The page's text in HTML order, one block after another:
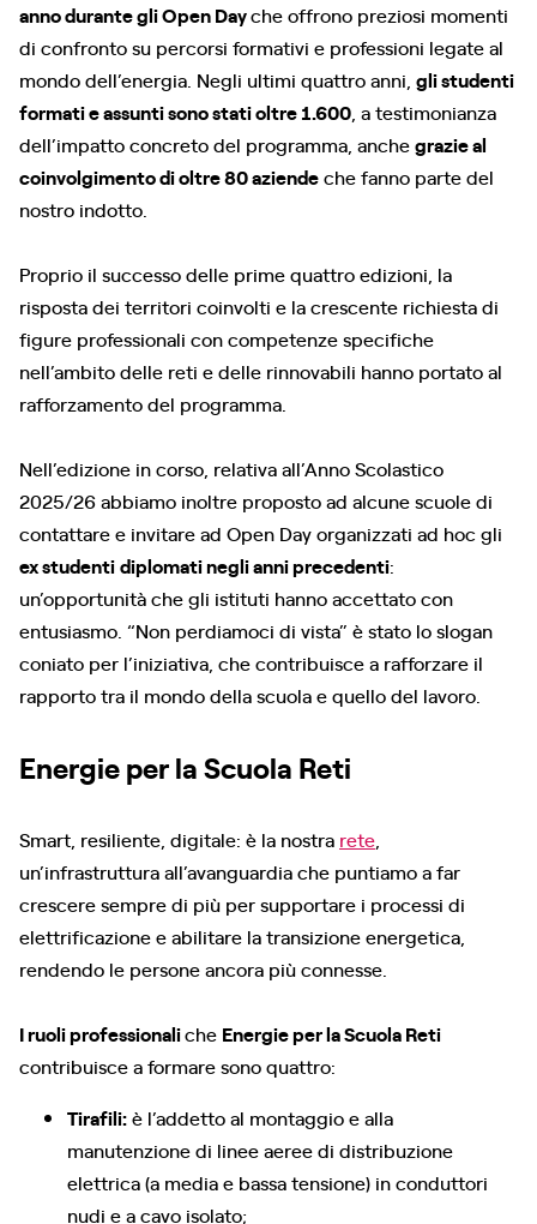
anno durante gli Open Dayche offrono preziosi momenti
di confronto su percorsi formativi e professioni legate al
mondo dell’energia. Negli ultimi quattro anni, gli studenti
formati e assunti sono stati oltre 1.600 , a testimonianza
dell’impatto concreto del programma, anchegrazie al
coinvolgimento di oltre 80 aziendeche fanno parte del
nostro indotto.
Proprio il successo delle prime quattro edizioni, la
risposta dei territori coinvolti e la crescente richiesta di
figure professionali con competenze specifiche
nell’ambito delle reti e delle rinnovabili hanno portato al
rafforzamento del programma.
Nell’edizione in corso, relativa all’Anno Scolastico
2025/26 abbiamo inoltre proposto ad alcune scuole di
contattare e invitare ad Open Day organizzati ad hoc gli
ex studentidiplomati negli anni precedenti:
un’opportunità che gli istituti hanno accettato con
entusiasmo. “Non perdiamoci di vista” è stato lo slogan
coniato per l’iniziativa, che contribuisce a rafforzare il
rapporto tra il mondo della scuola e quello del lavoro.
Energie per la Scuola Reti
Smart, resiliente, digitale: è la nostra rete
un’infrastruttura all’avanguardia che puntiamo a far
crescere sempre di più per supportare i processi di
elettrificazione e abilitare la transizione energetica,
rendendo le persone ancora più connesse.
I ruoli professionaliche Energie per la Scuola Reti
contribuisce a formare sono quattro:
Tirafili:è l’addetto al montaggio e alla
manutenzione di linee aeree di distribuzione
elettrica (a media e bassa tensione) in conduttori
nudi e a cavo isolato;